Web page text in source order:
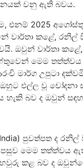
වනු ඇති බවය.
එනම් 2025 අගෝස්තු
වාර්තා කළේ,
ඔවුන් වාර්තා
මෙම
මාර්ග උපුටා
එල්ල වූ චෝදනා
හැකි බව ද ඔවුන්
පුවත්පත ද
මෙම තත්ත්වය
කළ බව ද